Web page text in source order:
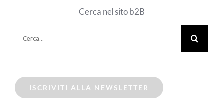
Cerca nel sito b2B
per:
ISCRIVITI ALLA NEWSLETTER